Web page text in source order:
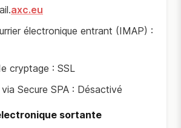
axc.eu
électronique entrant (IMAP) :
cryptage : SSL
Secure SPA : Désactivé
sortante